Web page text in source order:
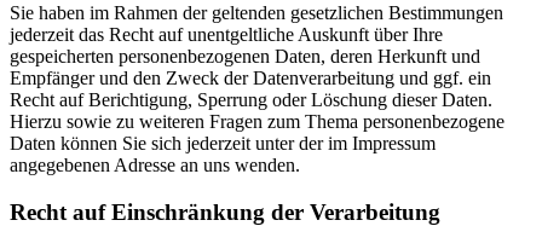
Sie haben im Rahmen der geltenden gesetzlichen Bestimmungen
jederzeit das Recht auf unentgeltliche Auskunft über Ihre
gespeicherten personenbezogenen Daten, deren Herkunft und
Empfänger und den Zweck der Datenverarbeitung und ggf. ein
Recht auf Berichtigung, Sperrung oder Löschung dieser Daten.
Hierzu sowie zu weiteren Fragen zum Thema personenbezogene
Daten können Sie sich jederzeit unter der im Impressum
angegebenen Adresse an uns wenden.
Recht auf Einschränkung der Verarbeitung